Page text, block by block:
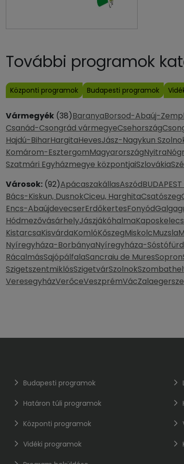
További programok
Központi programok Budapesti programok
Vármegyék (38)BaranyaBorsod-Abaúj-
Csanád-Csongrád vármegyeCsehország
Hajdú-BiharHargitaHevesJász-Nagykun
Komárom-EsztergomMagyarországNyitra
Szatmári Egyházmegye központjaiSzlovákia
Városok: (92)ApácaszakállasAszódBUDAPEST
Bács-Kiskun, DusnokCiceu, HarghitaCsatószeg
Encs-AbaújdevecserErdőkertesFonyód
HódmezővásárhelyJászjákóhalma
KistarcsaKisvárdaKomlóKőszegMiskolcMuzsla
Nyíregyháza-BorbányaNyíregyháza-
RácalmásSajópálfalaSancraiu de MuresSopron
SzigetszentmiklósSzigetvárSzolnok
VeresegyházVerőceVeszprémVác
Budapesti programok
Határon túli programok
Központi programok
Vidéki programok